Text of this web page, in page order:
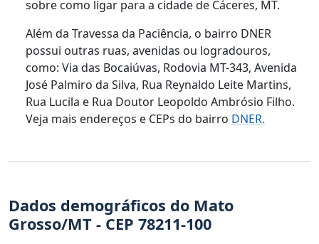
sobre como ligar para a cidade de Cáceres, MT.
Além da Travessa da Paciência, o bairro DNER
possui outras ruas, avenidas ou logradouros,
como: Via das Bocaiúvas, Rodovia MT-343, Avenida
José Palmiro da Silva, Rua Reynaldo Leite Martins,
Rua Lucila e Rua Doutor Leopoldo Ambrósio Filho.
Veja mais endereços e CEPs do bairro DNER.
Dados demográficos do Mato
Grosso/MT - CEP 78211-100